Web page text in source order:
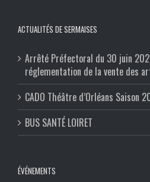
ACTUALITÉS DE SERMAISES
Arrêté Préfectoral du 30 juin
réglementation de la vente des
CADO Théâtre d’Orléans Saison
BUS SANTÉ LOIRET
ÉVÉNEMENTS